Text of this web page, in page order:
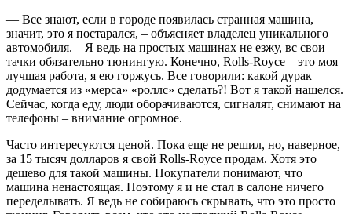
— Все знают, если в городе появилась странная машина,
значит, это я постарался, – объясняет владелец уникального
автомобиля. – Я ведь на простых машинах не езжу, вс свои
тачки обязательно тюнингую. Конечно, Rolls-Royce – это моя
лучшая работа, я ею горжусь. Все говорили: какой дурак
додумается из «мерса» «роллс» сделать?! Вот я такой нашелся.
Сейчас, когда еду, люди оборачиваются, сигналят, снимают на
телефоны – внимание огромное.
Часто интересуются ценой. Пока еще не решил, но, наверное,
за 15 тысяч долларов я свой Rolls-Royce продам. Хотя это
дешево для такой машины. Покупатели понимают, что
машина ненастоящая. Поэтому я и не стал в салоне ничего
переделывать. Я ведь не собираюсь скрывать, что это просто